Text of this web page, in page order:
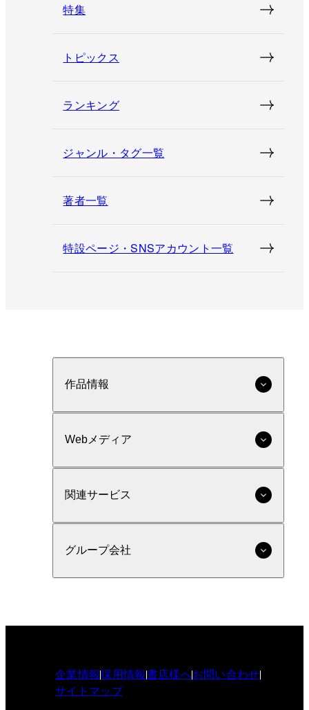
特集
トピックス
ランキング
ジャンル・タグ一覧
著者一覧
特設ページ・SNSアカウント一覧
作品情報
Webメディア
関連サービス
グループ会社
企業情報採用情報書店様へお問い合わせ
サイトマップ